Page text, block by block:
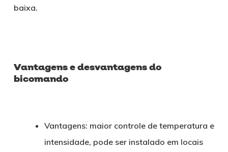
baixa.
Vantagens e desvantagens do
bicomando
Vantagens: maior controle de temperatura e
intensidade, pode ser instalado em locais